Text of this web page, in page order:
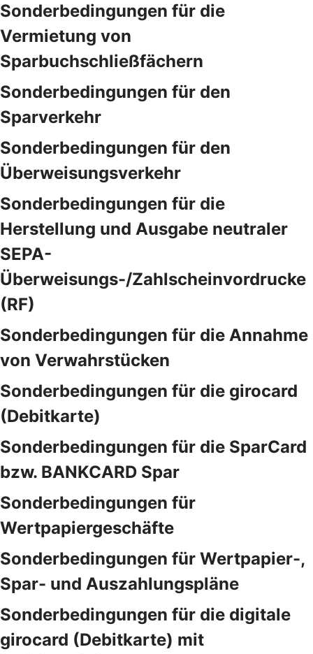
Sonderbedingungen für die
Vermietung von
Sparbuchschließfächern
Sonderbedingungen für den
Sparverkehr
Sonderbedingungen für den
Überweisungsverkehr
Sonderbedingungen für die
Herstellung und Ausgabe neutraler
SEPA-
Überweisungs-/Zahlscheinvordrucke
(RF)
Sonderbedingungen für die Annahme
von Verwahrstücken
Sonderbedingungen für die girocard
(Debitkarte)
Sonderbedingungen für die SparCard
bzw. BANKCARD Spar
Sonderbedingungen für
Wertpapiergeschäfte
Sonderbedingungen für Wertpapier-,
Spar- und Auszahlungspläne
Sonderbedingungen für die digitale
girocard (Debitkarte) mit